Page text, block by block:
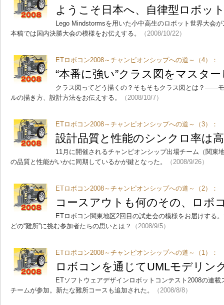
ようこそ日本へ、自律型ロボッ
Lego Mindstormsを用いた小中高生のロボット世界大会
本稿では国内決勝大会の模様をお伝えする。
（2008/10/22）
ETロボコン2008～チャンピオンシップへの道～（4）：
“本番に強い”クラス図をマスタ
クラス図ってどう描くの？そもそもクラス図とは？――
ルの描き方、設計方法をお伝えする。
（2008/10/7）
ETロボコン2008～チャンピオンシップへの道～（3）：
設計品質と性能のシンクロ率は
11月に開催されるチャンピオンシップ出場チーム（関東
の品質と性能がいかに同期しているかが鍵となった。
（2008/9/26）
ETロボコン2008～チャンピオンシップへの道～（2）：
コースアウトも何のその、ロボ
ETロボコン関東地区2回目の試走会の模様をお届けする
どの“難所”に挑む参加者たちの思いとは？
（2008/9/5）
ETロボコン2008～チャンピオンシップへの道～（1）：
ロボコンを通じてUMLモデリン
ETソフトウェアデザインロボットコンテスト2008の連
チームが参加。新たな難所コースも追加された。
（2008/8/8）